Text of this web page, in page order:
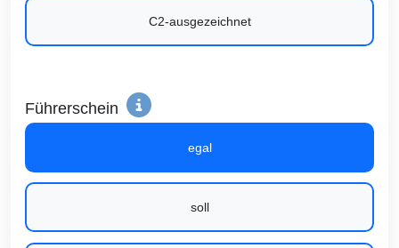
C2-ausgezeichnet
Führerschein
egal
soll